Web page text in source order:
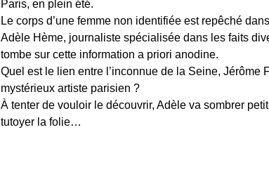
Paris, en plein été.
Le corps d’une femme non identifiée est repêché
Adèle Hème, journaliste spécialisée dans les faits
tombe sur cette information a priori anodine.
Quel est le lien entre l’inconnue de la Seine, Jérôme
mystérieux artiste parisien ?
À tenter de vouloir le découvrir, Adèle va sombrer
tutoyer la folie…